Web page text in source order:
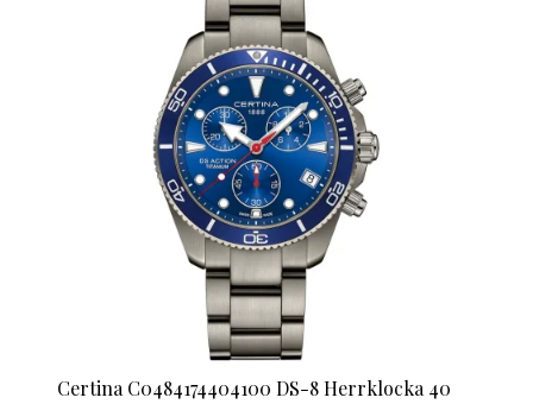
Certina C0484174404100 DS-8 Herrklocka 40